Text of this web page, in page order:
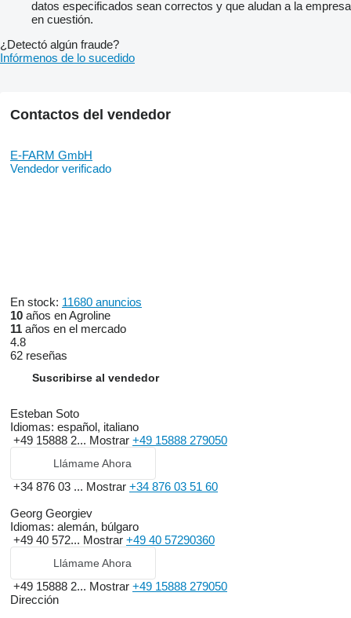
datos especificados sean correctos y que aludan a la empresa
en cuestión.
¿Detectó algún fraude?
Infórmenos de lo sucedido
Contactos del vendedor
E-FARM GmbH
Vendedor verificado
En stock: 11680 anuncios
10 años en Agroline
11 años en el mercado
4.8
62 reseñas
Suscribirse al vendedor
Esteban Soto
Idiomas: español, italiano
+49 15888 2... Mostrar +49 15888 279050
Llámame Ahora
+34 876 03 ... Mostrar +34 876 03 51 60
Georg Georgiev
Idiomas: alemán, búlgaro
+49 40 572... Mostrar +49 40 57290360
Llámame Ahora
+49 15888 2... Mostrar +49 15888 279050
Dirección